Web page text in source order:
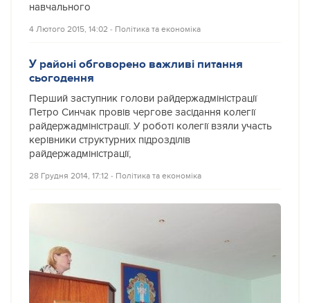
навчального
4 Лютого 2015, 14:02 ‐ Політика та економіка
У районі обговорено важливі питання
сьогодення
Перший заступник голови райдержадміністрації
Петро Синчак провів чергове засідання колегії
райдержадміністрації. У роботі колегії взяли участь
керівники структурних підрозділів
райдержадміністрації,
28 Грудня 2014, 17:12 ‐ Політика та економіка